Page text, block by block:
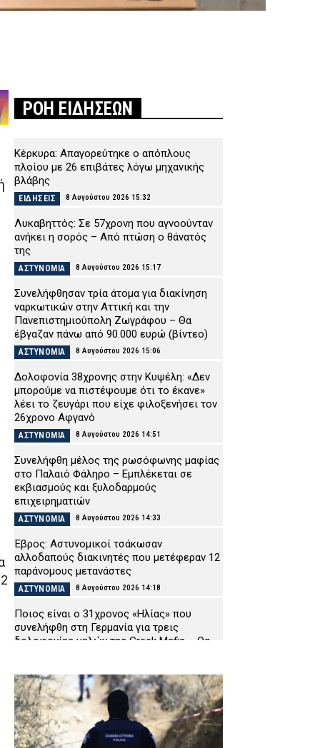
ΡΟΗ ΕΙΔΗΣΕΩΝ
Κέρκυρα: Απαγορεύτηκε ο απόπλους
πλοίου με 26 επιβάτες λόγω μηχανικής
βλάβης
ΕΙΔΗΣΕΙΣ 8 Αυγούστου 2026 15:32
Λυκαβηττός: Σε 57χρονη που αγνοούνταν
ανήκει η σορός – Από πτώση ο θάνατός
της
ΑΣΤΥΝΟΜΙΑ 8 Αυγούστου 2026 15:17
Συνελήφθησαν τρία άτομα για διακίνηση
ναρκωτικών στην Αττική και την
Πανεπιστημιούπολη Ζωγράφου – Θα
έβγαζαν πάνω από 90.000 ευρώ (βίντεο)
ΑΣΤΥΝΟΜΙΑ 8 Αυγούστου 2026 15:06
Δολοφονία 38χρονης στην Κυψέλη: «Δεν
μπορούμε να πιστέψουμε ότι το έκανε»
λέει το ζευγάρι που είχε φιλοξενήσει τον
26χρονο Αφγανό
ΑΣΤΥΝΟΜΙΑ 8 Αυγούστου 2026 14:51
Συνελήφθη μέλος της ρωσόφωνης μαφίας
στο Παλαιό Φάληρο – Εμπλέκεται σε
εκβιασμούς και ξυλοδαρμούς
επιχειρηματιών
ΑΣΤΥΝΟΜΙΑ 8 Αυγούστου 2026 14:33
Έβρος: Αστυνομικοί τσάκωσαν
αλλοδαπούς διακινητές που μετέφεραν 12
παράνομους μετανάστες
ΑΣΤΥΝΟΜΙΑ 8 Αυγούστου 2026 14:18
Ποιος είναι ο 31χρονος «Ηλίας» που
συνελήφθη στη Γερμανία για τρεις
δολοφονίες μελών της Greek Mafia – Θα
Συνελήφθησαν τέσσερα άτομα για
ναρκωτικά σε Λευκάδα και Κέρκυρα
ΑΣΤΥΝΟΜΙΑ 8 Αυγούστου 2026 13:51